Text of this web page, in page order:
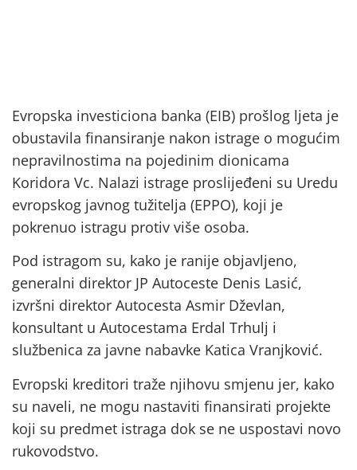
Evropska investiciona banka (EIB) prošlog ljeta je
obustavila finansiranje nakon istrage o mogućim
nepravilnostima na pojedinim dionicama
Koridora Vc. Nalazi istrage proslijeđeni su Uredu
evropskog javnog tužitelja (EPPO), koji je
pokrenuo istragu protiv više osoba.
Pod istragom su, kako je ranije objavljeno,
generalni direktor JP Autoceste Denis Lasić,
izvršni direktor Autocesta Asmir Dževlan,
konsultant u Autocestama Erdal Trhulj i
službenica za javne nabavke Katica Vranjković.
Evropski kreditori traže njihovu smjenu jer, kako
su naveli, ne mogu nastaviti finansirati projekte
koji su predmet istraga dok se ne uspostavi novo
rukovodstvo.